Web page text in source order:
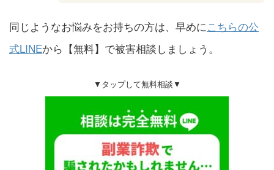
同じようなお悩みをお持ちの方は、早めにこちらの公
式LINEから【無料】で被害相談しましょう。
▼タップして無料相談▼